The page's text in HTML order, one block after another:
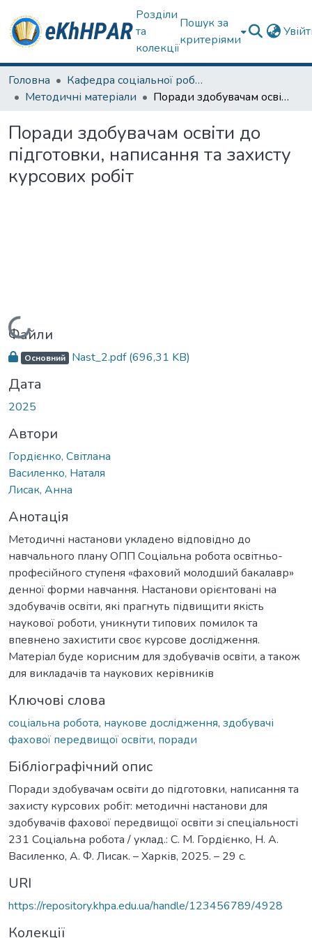
Розділи
та
колекції
Пошук за
критеріями
Головна
Кафедра соціальної роботи
Методичні матеріали
Поради здобувачам освіти до підготовки, написання та захисту курсових робіт
Поради здобувачам освіти до
підготовки, написання та захисту
курсових робіт
Вантажиться...
Файли
Основний Nast_2.pdf(696,31 KB)
Дата
2025
Автори
Гордієнко, Світлана
Василенко, Наталя
Лисак, Анна
Анотація
Методичні настанови укладено відповідно до
навчального плану ОПП Соціальна робота освітньо-
професійного ступеня «фаховий молодший бакалавр»
денної форми навчання. Настанови орієнтовані на
здобувачів освіти, які прагнуть підвищити якість
наукової роботи, уникнути типових помилок та
впевнено захистити своє курсове дослідження.
Матеріал буде корисним для здобувачів освіти, а також
для викладачів та наукових керівників
Ключові слова
соціальна робота, наукове дослідження, здобувачі
фахової передвищої освіти, поради
Бібліографічний опис
Поради здобувачам освіти до підготовки, написання та
захисту курсових робіт: методичні настанови для
здобувачів фахової передвищої освіти зі спеціальності
231 Соціальна робота / уклад.: С. М. Гордієнко, Н. А.
Василенко, А. Ф. Лисак. – Харків, 2025. – 29 с.
URI
https://repository.khpa.edu.ua/handle/123456789/4928
Колекції